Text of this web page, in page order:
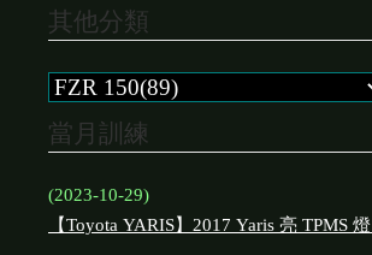
其他分類
當月訓練
(2023-10-29)
【Toyota YARIS】2017 Yaris 亮 TPMS 燈